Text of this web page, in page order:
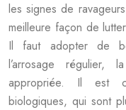
les signes de
meilleure façon de
Il faut adopter de
l’arrosage régulier,
appropriée. Il est
biologiques, qui sont